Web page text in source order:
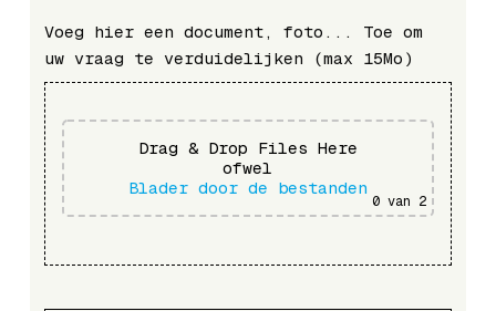
Voeg hier een document, foto... Toe om
uw vraag te verduidelijken (max 15Mo)
Drag & Drop Files Here
ofwel
Blader door de bestanden
0van 2